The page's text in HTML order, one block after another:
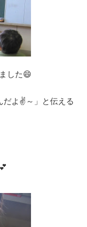
した😄
だよ✌～」と伝える